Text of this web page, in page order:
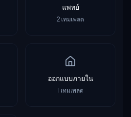
แพทย์
2 เทมเพลต
ออกแบบภายใน
1 เทมเพลต